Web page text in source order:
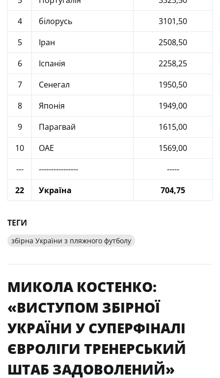
4
білорусь
3101,50
5
Іран
2508,50
6
Іспанія
2258,25
7
Сенегал
1950,50
8
Японія
1949,00
9
Парагвай
1615,00
10
ОАЕ
1569,00
---
----------------
-----
22
Україна 704,75
ТЕГИ
збірна України з пляжного футболу
МИКОЛА КОСТЕНКО:
«ВИСТУПОМ ЗБІРНОЇ
УКРАЇНИ У СУПЕРФІНАЛІ
ЄВРОЛІГИ ТРЕНЕРСЬКИЙ
ШТАБ ЗАДОВОЛЕНИЙ»